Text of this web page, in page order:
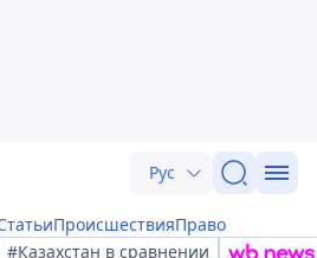
Рус
ПроисшествияПраво
#Казахстан в сравнении